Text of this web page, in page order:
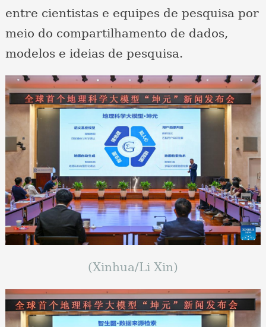
entre cientistas e equipes de pesquisa por
meio do compartilhamento de dados,
modelos e ideias de pesquisa.
(Xinhua/Li Xin)